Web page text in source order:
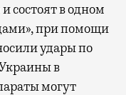
состоят в одном
при помощи
удары по
в
могут